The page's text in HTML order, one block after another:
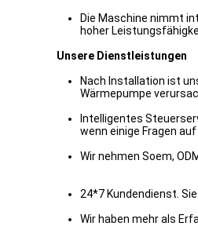
Die Maschine nimmt
hoher
Unsere Dienstleistungen
Nach Installation ist
Wärmepumpe
Intelligentes
wenn einige Fragen
Wir nehmen Soem,
24*7 Kundendienst.
Wir haben mehr als